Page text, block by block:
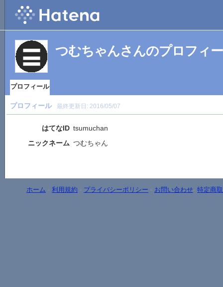
つむちゃんさんのプロフィ
プロフィール
プロフィール 最終更新日: 2016/05/07
はてなID tsumuchan
ニックネーム つむちゃん
ホーム - 利用規約 - プライバシーポリシー - お問い合わせ- 特定商